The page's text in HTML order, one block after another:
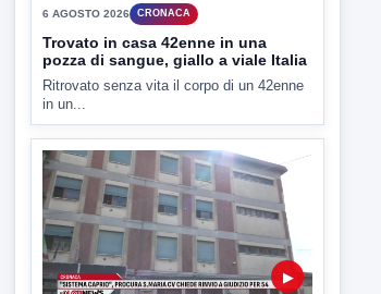
Trovato in casa 42enne in una
pozza di sangue, giallo a viale Italia
Ritrovato senza vita il corpo di un 42enne
in un...